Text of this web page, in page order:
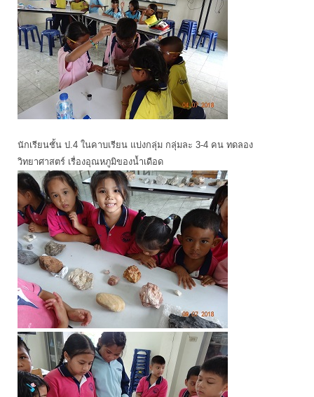
นักเรียนชั้น ป.4 ในคาบเรียน แบ่งกลุ่ม กลุ่มละ 3-4 คน ทดลอง
วิทยาศาสตร์ เรื่องอุณหภูมิของน้ำเดือด